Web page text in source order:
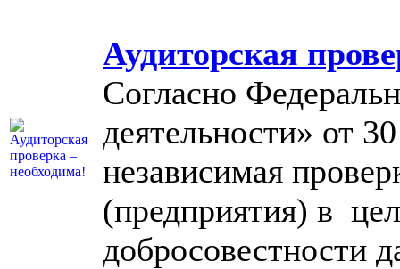
Аудиторская
Согласно
деятельности» от
независимая
(предприятия) в
добросовестности